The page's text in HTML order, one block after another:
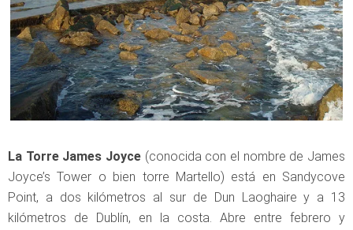
La Torre James Joyce (conocida con el nombre de James
Joyce’s Tower o bien torre Martello) está en Sandycove
Point, a dos kilómetros al sur de Dun Laoghaire y a 13
kilómetros de Dublín, en la costa. Abre entre febrero y